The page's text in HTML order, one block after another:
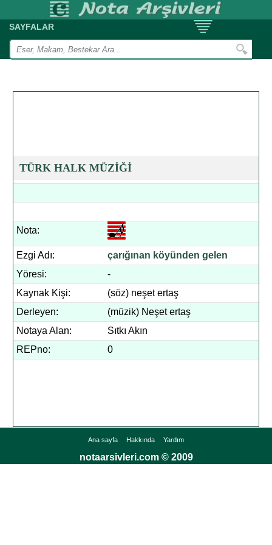
SAYFALAR
TÜRK HALK MÜZİĞİ
Nota:
Ezgi Adı:
çarığınan köyünden gelen
Yöresi:
-
Kaynak Kişi:
(söz) neşet ertaş
Derleyen:
(müzik) Neşet ertaş
Notaya Alan:
Sıtkı Akın
REPno:
0
Ana sayfa Hakkında Yardım
notaarsivleri.com © 2009